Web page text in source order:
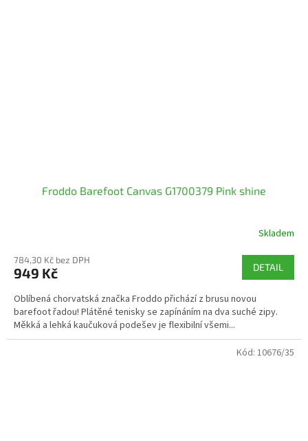
Froddo Barefoot Canvas G1700379 Pink shine
Skladem
784,30 Kč bez DPH
949 Kč DETAIL
Oblíbená chorvatská značka Froddo přichází z brusu novou
barefoot řadou! Plátěné tenisky se zapínáním na dva suché zipy.
Měkká a lehká kaučuková podešev je flexibilní všemi...
Kód: 10676/35